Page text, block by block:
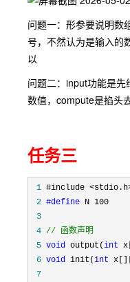
问题一：形参要说明数
号，不然认为是输入的
以
问题二：input功能是
数值，compute是掐头
任务三
1
2 #define
3
4 // 函数声明
5 void output(int
6 void init(int
7